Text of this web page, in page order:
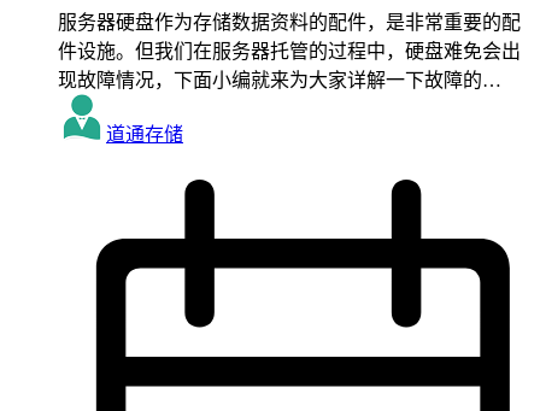
服务器硬盘作为存储数据资料的配件，是非常重要的配
件设施。但我们在服务器托管的过程中，硬盘难免会出
现故障情况，下面小编就来为大家详解一下故障的…
道通存储